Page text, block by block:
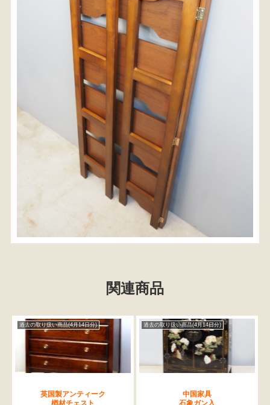
関連商品
過去の取り扱い商品(4月14日分)
英国製アンティーク
過去の取り扱い商品(4月14日分)
中国家具